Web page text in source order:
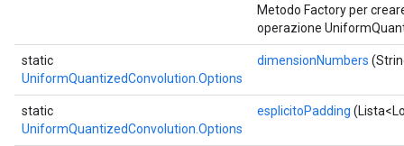
Metodo Factory per
operazione
static
UniformQuantizedConvolution.Options
dimensionNumbers
static
UniformQuantizedConvolution.Options
esplicitoPadding